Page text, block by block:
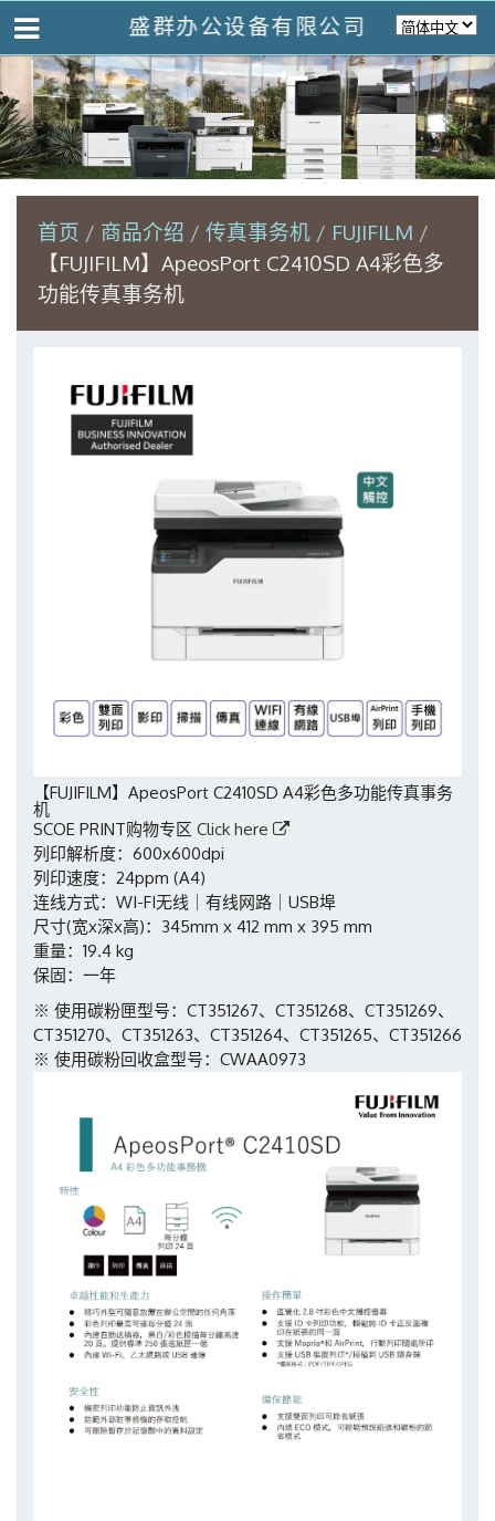
盛群办公设备有限公司
首页 商品介绍 传真事务机
FUJIFILM
【FUJIFILM】ApeosPort C2410SD A4彩色多
功能传真事务机
【FUJIFILM】ApeosPort C2410SD A4彩色多功能传真事务
机
SCOE PRINT购物专区 Click here
列印解析度：600x600dpi
列印速度：24ppm (A4)
连线方式：WI-FI无线｜有线网路｜USB埠
尺寸(宽x深x高)：345mm x 412 mm x 395 mm
重量：19.4 kg
保固：一年
※ 使用碳粉匣型号：CT351267、CT351268、CT351269、
CT351270、CT351263、CT351264、CT351265、CT351266
※ 使用碳粉回收盒型号：CWAA0973